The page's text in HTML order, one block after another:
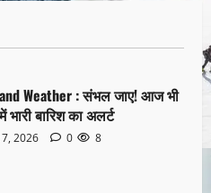
Weather : संभल जाए! आज भी
भारी बारिश का अलर्ट
2026 0 8